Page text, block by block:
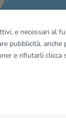
gli immobili del
e necessari al
pubblicità, anche
e rifiutarli clicca